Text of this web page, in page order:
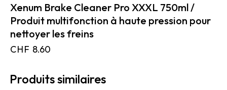
Xenum Brake Cleaner Pro XXXL 750ml /
Produit multifonction à haute pression pour
nettoyer les freins
CHF 8.60
Produits similaires